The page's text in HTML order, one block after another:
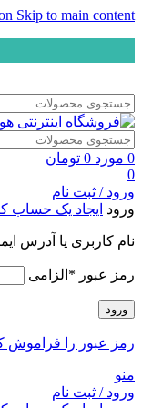
Skip to main content
0 مورد 0 تومان
0
ورود / ثبت نام
ورود ایجاد یک حساب
نام کاربری یا آدرس
رمز عبور * الزامی
ورود
رمز عبور را فراموش
منو
ورود / ثبت نام